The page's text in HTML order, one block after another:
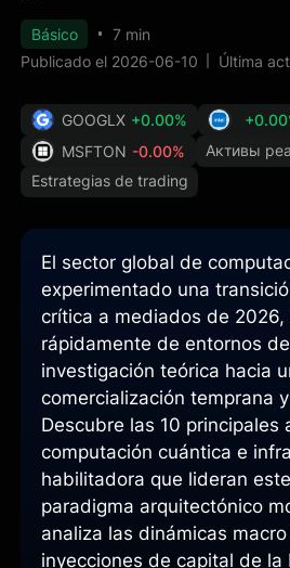
Básico
7 min
Publicado el 2026-06-10
Última
GOOGLX +0.00%
MSFTON -0.00%
Активы
Estrategias de trading
El sector global de
experimentado una
crítica a mediados de
rápidamente de entornos
investigación teórica hacia
comercialización temprana
Descubre las 10 principales
computación cuántica e
habilitadora que lideran
paradigma arquitectónico
analiza las dinámicas
inyecciones de capital de la